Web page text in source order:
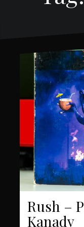
Rush –
Kanady